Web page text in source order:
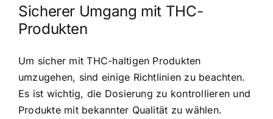
Sicherer Umgang mit THC-
Produkten
Um sicher mit THC-haltigen Produkten
umzugehen, sind einige Richtlinien zu beachten.
Es ist wichtig, die Dosierung zu kontrollieren und
Produkte mit bekannter Qualität zu wählen.